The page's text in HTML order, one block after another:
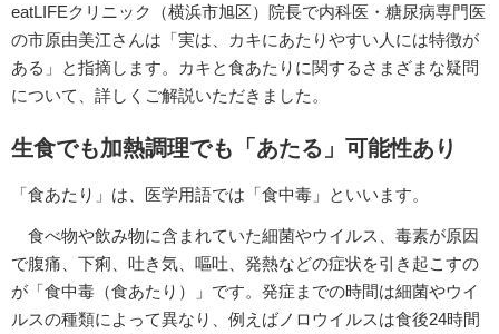
eatLIFEクリニック（横浜市旭区）院長で内科医・糖尿病専門医
の市原由美江さんは「実は、カキにあたりやすい人には特徴が
ある」と指摘します。カキと食あたりに関するさまざまな疑問
について、詳しくご解説いただきました。
生食でも加熱調理でも「あたる」可能性あり
「食あたり」は、医学用語では「食中毒」といいます。
食べ物や飲み物に含まれていた細菌やウイルス、毒素が原因
で腹痛、下痢、吐き気、嘔吐、発熱などの症状を引き起こすの
が「食中毒（食あたり）」です。発症までの時間は細菌やウイ
ルスの種類によって異なり、例えばノロウイルスは食後24時間